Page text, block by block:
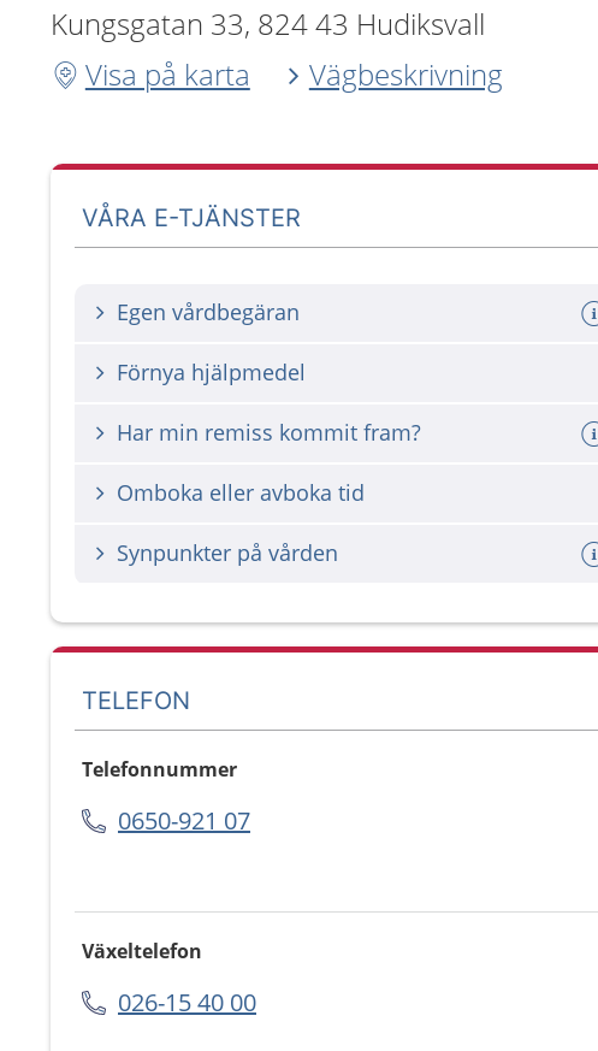
Kungsgatan 33, 824 43 Hudiksvall
Visa på karta
Vägbeskrivning
VÅRA E-TJÄNSTER
Egen vårdbegäran
Förnya hjälpmedel
Har min remiss kommit fram?
Omboka eller avboka tid
Synpunkter på vården
TELEFON
Telefonnummer
0650-921 07
Växeltelefon
026-15 40 00